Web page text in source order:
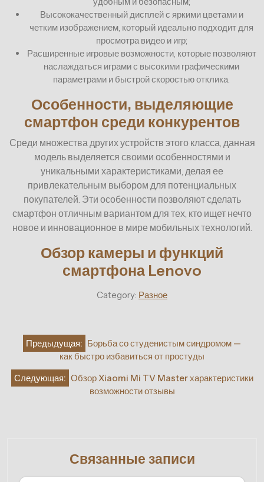
Высококачественный дисплей с яркими цветами и
четким изображением, который идеально подходит для
просмотра видео и игр;
Расширенные игровые возможности, которые позволяют
наслаждаться играми с высокими графическими
параметрами и быстрой скоростью отклика.
Особенности, выделяющие
смартфон среди конкурентов
Среди множества других устройств этого класса, данная
модель выделяется своими особенностями и
уникальными характеристиками, делая ее
привлекательным выбором для потенциальных
покупателей. Эти особенности позволяют сделать
смартфон отличным вариантом для тех, кто ищет нечто
новое и инновационное в мире мобильных технологий.
Обзор камеры и функций
смартфона Lenovo
Category: Разное
Навигация
по
записям
Предыдущая: Борьба со студенистым синдромом —
как быстро избавиться от простуды
Следующая: Обзор Xiaomi Mi TV Master характеристики
возможности отзывы
Связанные записи